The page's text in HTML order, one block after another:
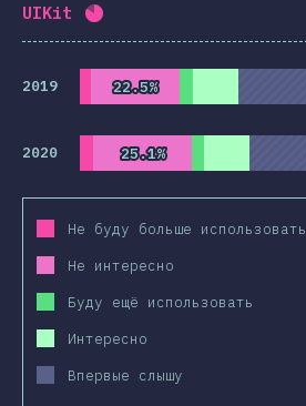
UIKit Процент заполнения:
2019 22.5%
22.5%
2020 25.1%
25.1%
Не буду больше использовать
Не интересно
Буду ещё использовать
Интересно
Впервые слышу